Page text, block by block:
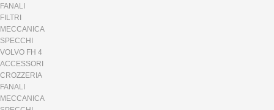
FANALI
FILTRI
MECCANICA
SPECCHI
VOLVO FH 4
ACCESSORI
CROZZERIA
FANALI
MECCANICA